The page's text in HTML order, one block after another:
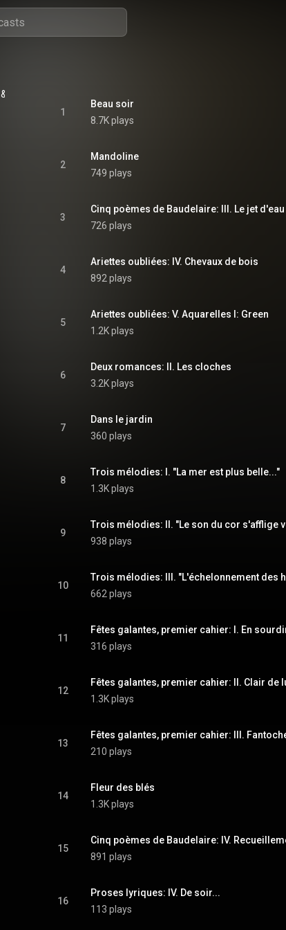
&
1
Beau soir
8.7K plays
2
Mandoline
749 plays
3
Cinq poèmes de Baudelaire: III. Le jet d'eau
726 plays
4
Ariettes oubliées: IV. Chevaux de bois
892 plays
5
Ariettes oubliées: V. Aquarelles I: Green
1.2K plays
6
Deux romances: II. Les cloches
3.2K plays
7
Dans le jardin
360 plays
8
Trois mélodies: I. "La mer est plus belle..."
1.3K plays
9
Trois mélodies: II. "Le son du cor s'afflige
938 plays
10
Trois mélodies: III. "L'échelonnement des
662 plays
11
Fêtes galantes, premier cahier: I. En
316 plays
12
Fêtes galantes, premier cahier: II. Clair de
1.3K plays
13
Fêtes galantes, premier cahier: III.
210 plays
14
Fleur des blés
1.3K plays
15
Cinq poèmes de Baudelaire: IV.
891 plays
16
Proses lyriques: IV. De soir...
113 plays